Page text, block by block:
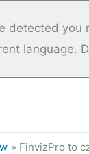
detected you
language.
FinvizPro to